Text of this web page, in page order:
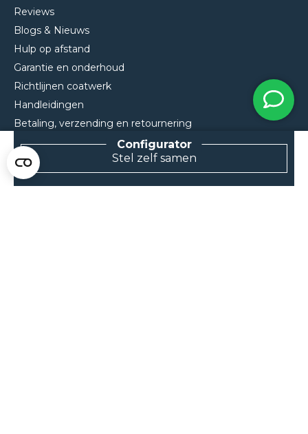
Reviews
Blogs & Nieuws
Hulp op afstand
Garantie en onderhoud
Richtlijnen coatwerk
Handleidingen
Betaling, verzending en retournering
Algemene Voorwaarden
Contact
Stel zelf samen